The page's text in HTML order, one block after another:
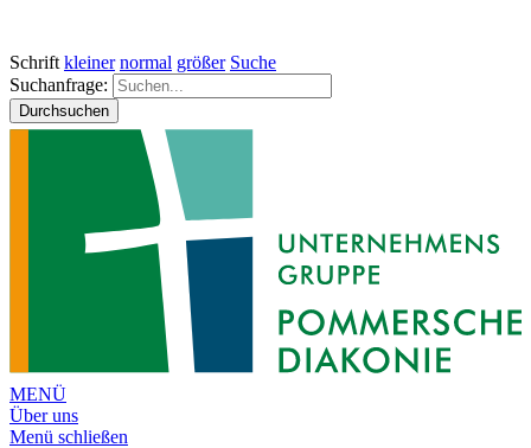
Schrift kleiner normal größer Suche
Suchanfrage:
Durchsuchen
MENÜ
Über uns
Menü schließen